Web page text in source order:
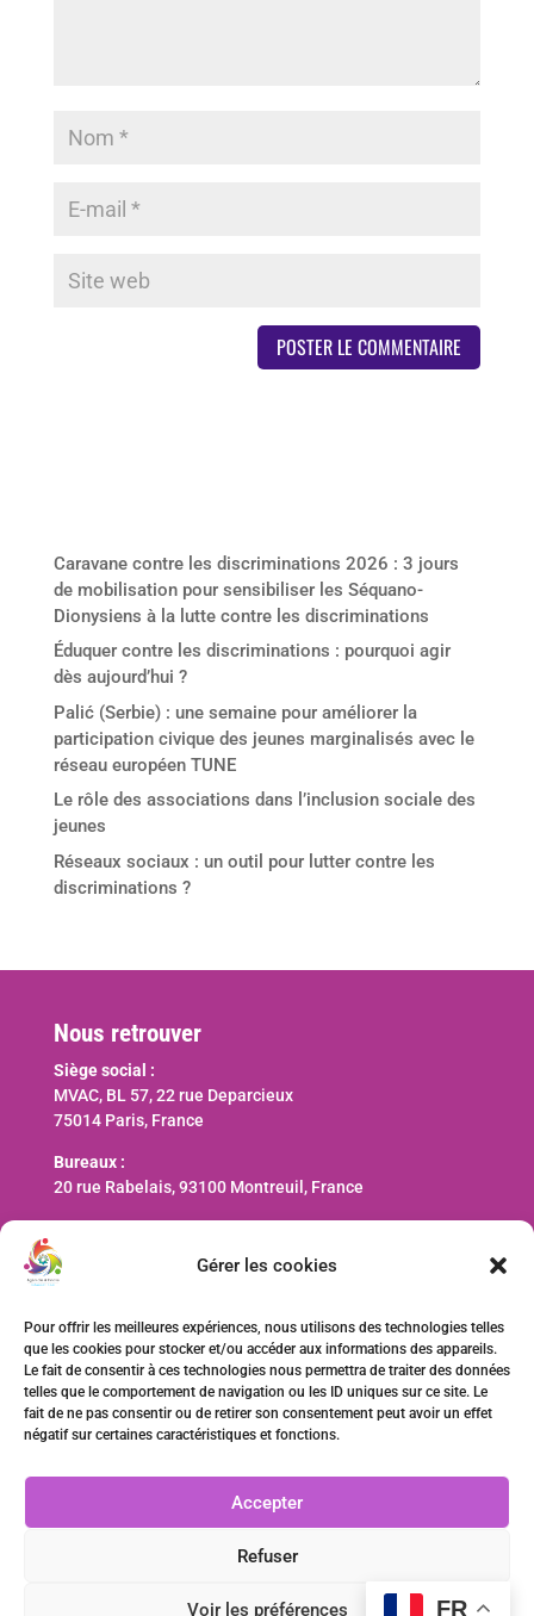
Gérer les cookies
Pour offrir les meilleures expériences, nous utilisons des technologies telles
que les cookies pour stocker et/ou accéder aux informations des appareils.
Le fait de consentir à ces technologies nous permettra de traiter des données
telles que le comportement de navigation ou les ID uniques sur ce site. Le
fait de ne pas consentir ou de retirer son consentement peut avoir un effet
négatif sur certaines caractéristiques et fonctions.
Accepter
Refuser
Voir les préférences
Caravane contre les discriminations 2026 : 3 jours
de mobilisation pour sensibiliser les Séquano-
Dionysiens à la lutte contre les discriminations
Éduquer contre les discriminations : pourquoi agir
dès aujourd’hui ?
Palić (Serbie) : une semaine pour améliorer la
participation civique des jeunes marginalisés avec le
réseau européen TUNE
Le rôle des associations dans l’inclusion sociale des
jeunes
Réseaux sociaux : un outil pour lutter contre les
discriminations ?
Nous retrouver
Siège social :
MVAC, BL 57, 22 rue Deparcieux
75014 Paris, France
Bureaux :
20 rue Rabelais, 93100 Montreuil, France
Nous contacter
Faire un don
FR